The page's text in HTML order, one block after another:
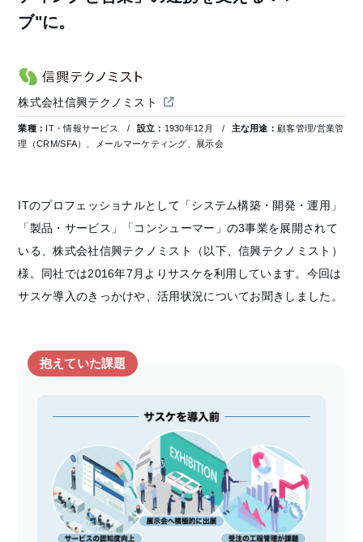
ブ"に。
株式会社信興テクノミスト
業種： IT・情報サービス 設立： 1930年12月 主な用途： 顧客管理/営業管
理（CRM/SFA）、メールマーケティング、展示会
ITのプロフェッショナルとして「システム構築・開発・運用」
「製品・サービス」「コンシューマー」の3事業を展開されて
いる、株式会社信興テクノミスト（以下、信興テクノミスト）
様。同社では2016年7月よりサスケを利用しています。今回は
サスケ導入のきっかけや、活用状況についてお聞きしました。
抱えていた課題